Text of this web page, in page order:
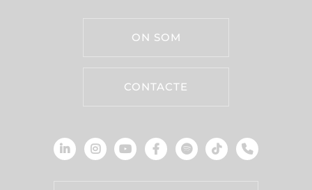
ON SOM
CONTACTE